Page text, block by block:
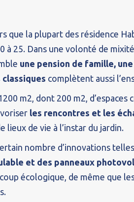
que la plupart des résidence
à 25. Dans une volonté de
une pension de famille,
complètent aussi
m2, dont 200 m2, d’espaces
les rencontres et les
lieux de vie à l’instar du jardin.
nombre d’innovations telles
et des panneaux
écologique, de même que